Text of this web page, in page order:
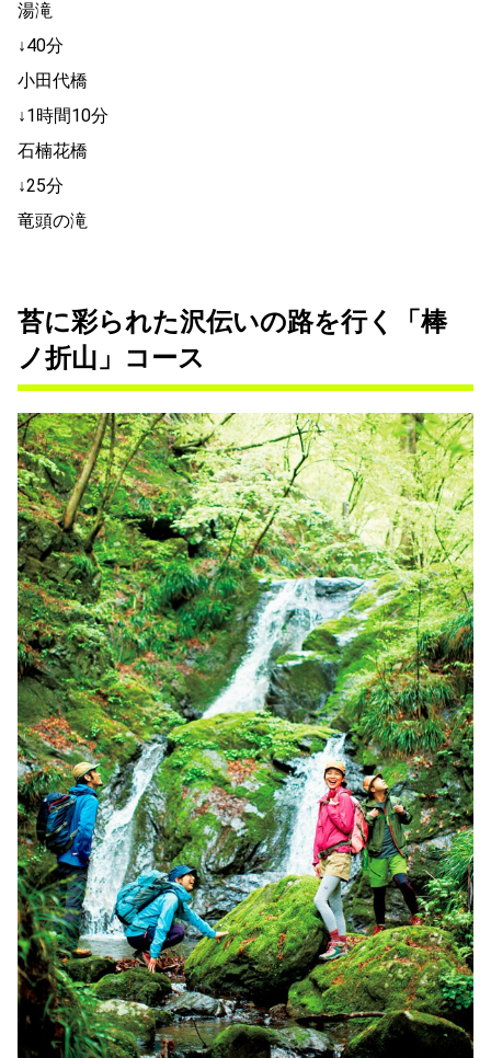
湯滝
↓40分
小田代橋
↓1時間10分
石楠花橋
↓25分
竜頭の滝
苔に彩られた沢伝いの路を行く「棒
ノ折山」コース